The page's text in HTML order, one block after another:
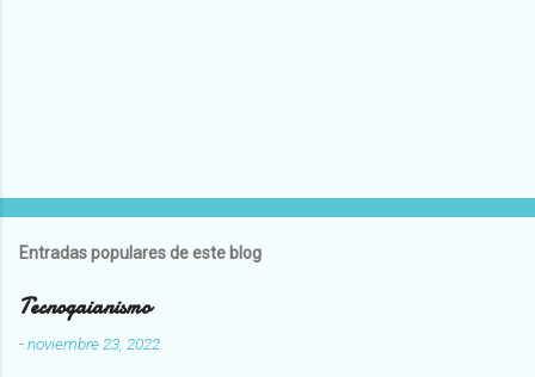
Entradas populares de este blog
Tecnogaianismo
-noviembre 23, 2022